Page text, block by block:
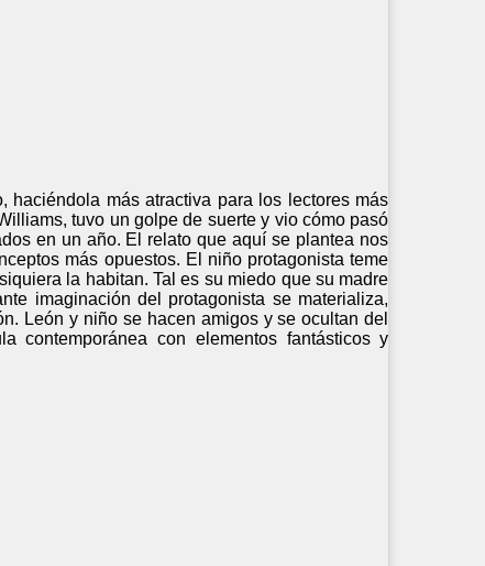
haciéndola más atractiva para los lectores más
tuvo un golpe de suerte y vio cómo pasó
en un año. El relato que aquí se plantea nos
más opuestos. El niño protagonista teme
la habitan. Tal es su miedo que su madre
imaginación del protagonista se materializa,
León y niño se hacen amigos y se ocultan del
contemporánea con elementos fantásticos y